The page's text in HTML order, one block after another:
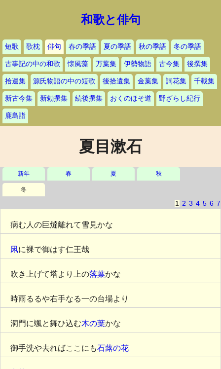
和歌と俳句
短歌 歌枕 俳句 春の季語 夏の季語 秋の季語 冬の季語
古事記の中の和歌 懐風藻 万葉集 伊勢物語 古今集 後撰集
拾遺集 源氏物語の中の短歌 後拾遺集 金葉集 詞花集 千載集
新古今集 新勅撰集 続後撰集 おくのほそ道 野ざらし紀行
鹿島詣
夏目漱石
新年 春 夏 秋
冬
1 2 3 4 5 6 7
病む人の巨燵離れて雪見かな
凩に裸で御はす仁王哉
吹き上げて塔より上の落葉かな
時雨るるや右手なる一の台場より
洞門に颯と舞ひ込む木の葉かな
御手洗や去ればここにも石蕗の花